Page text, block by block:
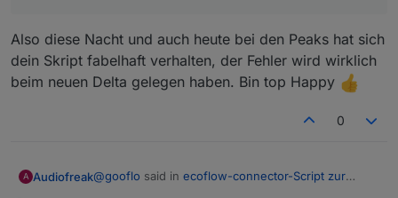
Also diese Nacht und auch heute bei den Peaks hat sich
dein Skript fabelhaft verhalten, der Fehler wird wirklich
beim neuen Delta gelegen haben. Bin top Happy
0
A Audiofreak@gooflo said in ecoflow-connector-Script zur